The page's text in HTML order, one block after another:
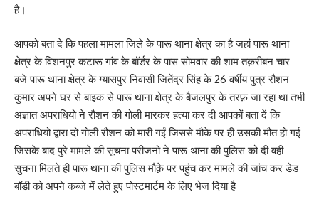
है।
आपको बता दे कि पहला मामला जिले के पारू थाना क्षेत्र का है जहां पारू थाना
क्षेत्र के विशनपुर कटारू गांव के बॉर्डर के पास सोमवार की शाम तक़रीबन चार
बजे पारू थाना क्षेत्र के ग्यासपुर निवासी जितेंद्र सिंह के 26 वर्षीय पुत्र रौशन
कुमार अपने घर से बाइक से पारू थाना क्षेत्र के बैजलपुर के तरफ़ जा रहा था तभी
अज्ञात अपराधियो ने रौशन की गोली मारकर हत्या कर दी आपकों बता दें कि
अपराधियो द्वारा दो गोली रौशन को मारी गईं जिससे मौके पर ही उसकी मौत हो गई
जिसके बाद पुरे मामले की सूचना परीजनो ने पारू थाना की पुलिस को दी वही
सुचना मिलते ही पारू थाना की पुलिस मौक़े पर पहुंच कर मामले की जांच कर डेड
बॉडी को अपने कब्जे में लेते हुए पोस्टमार्टम के लिए भेज दिया है